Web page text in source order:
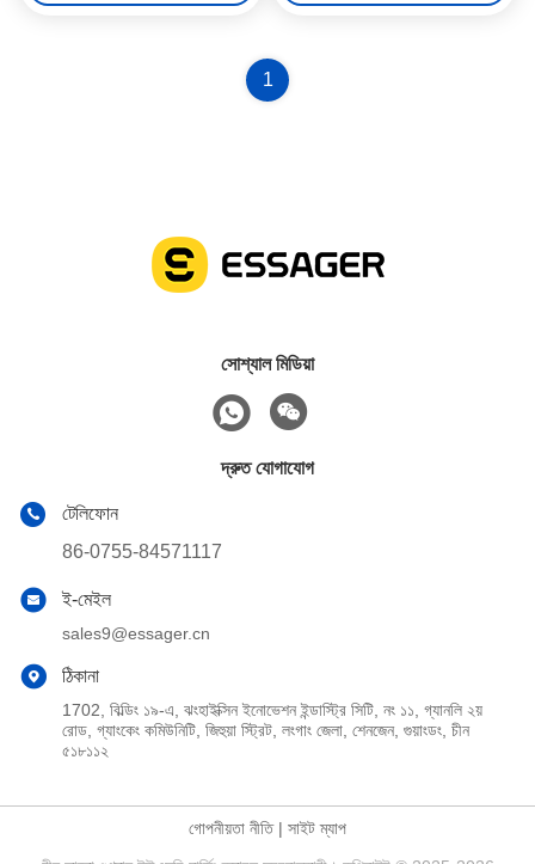
1
সোশ্যাল মিডিয়া
দ্রুত যোগাযোগ
টেলিফোন
86-0755-84571117
ই-মেইল
sales9@essager.cn
ঠিকানা
1702, বিল্ডিং ১৯-এ, ঝংহাইক্সিন ইনোভেশন ইন্ডাস্ট্রি সিটি, নং ১১, গ্যানলি ২য়
রোড, গ্যাংকেং কমিউনিটি, জিহুয়া স্ট্রিট, লংগাং জেলা, শেনজেন, গুয়াংডং, চীন
৫১৮১১২
গোপনীয়তা নীতি| সাইট ম্যাপ